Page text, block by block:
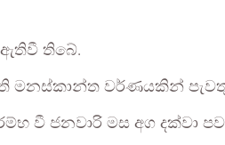
තිබේ.
මනස්කාන්ත වර්ණයකින්
වී ජනවාරි මස අග දක්වා